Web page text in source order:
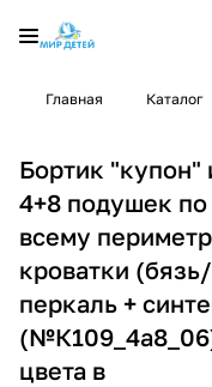
Главная Каталог
Бортик "купон"
4+8 подушек по
всему
кроватки (бязь/
перкаль +
цвета в